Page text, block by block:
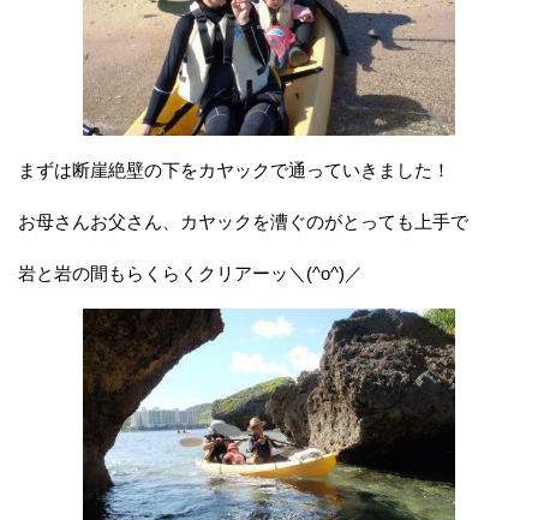
まずは断崖絶壁の下をカヤックで通っていきました！
お母さんお父さん、カヤックを漕ぐのがとっても上手で
岩と岩の間もらくらくクリアーッ＼(^o^)／